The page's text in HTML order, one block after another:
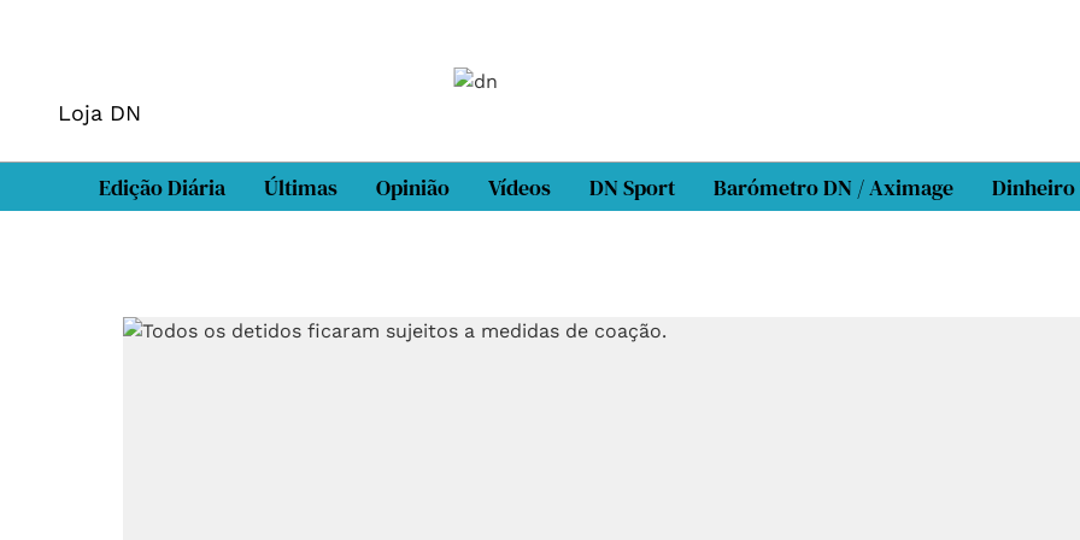
Loja DN
Edição Diária Últimas Opinião Vídeos DN Sport Barómetro DN / Aximage Dinheiro